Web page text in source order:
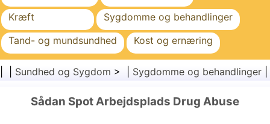
Kræft
Sygdomme og behandlinger
Tand- og mundsundhed
Kost og ernæring
Familiesundhed
Sundhedssektoren
Kirurgi og procedurer
Sundhed
Sundhed og Sygdom > | Sygdomme og behandlinger
Sådan Spot Arbejdsplads Drug Abuse